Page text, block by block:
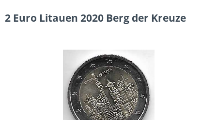
2 Euro Litauen 2020 Berg der Kreuze